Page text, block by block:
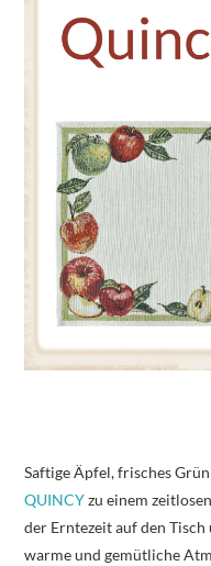
Saftige Äpfel, frisches
QUINCYzu einem
der Erntezeit auf den Tisch
warme und gemütliche